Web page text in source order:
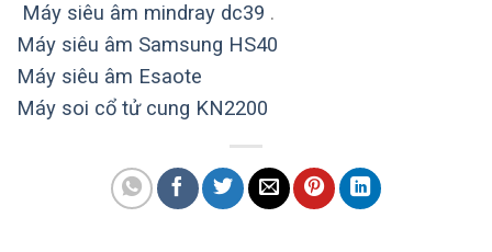
Máy siêu âm mindray dc39 .
Máy siêu âm Samsung HS40
Máy siêu âm Esaote
Máy soi cổ tử cung KN2200